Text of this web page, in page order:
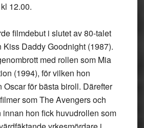
12.00.
filmdebut i slutet av 80-talet
Kiss Daddy Goodnight (1987).
med rollen som Mia
(1994), för vilken hon
Oscar för bästa biroll. Därefter
som The Avengers och
hon fick huvudrollen som